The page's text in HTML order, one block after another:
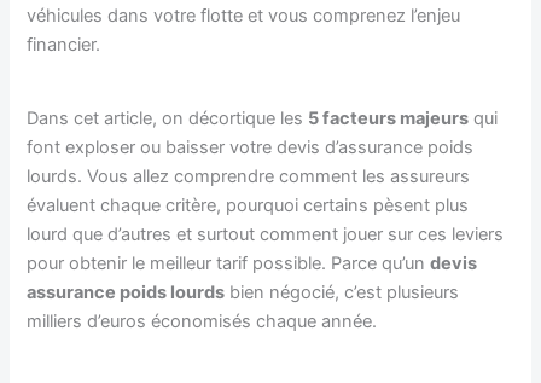
véhicules dans votre flotte et vous comprenez l’enjeu
financier.
Dans cet article, on décortique les 5 facteurs majeurs qui
font exploser ou baisser votre devis d’assurance poids
lourds. Vous allez comprendre comment les assureurs
évaluent chaque critère, pourquoi certains pèsent plus
lourd que d’autres et surtout comment jouer sur ces leviers
pour obtenir le meilleur tarif possible. Parce qu’undevis
assurance poids lourds bien négocié, c’est plusieurs
milliers d’euros économisés chaque année.